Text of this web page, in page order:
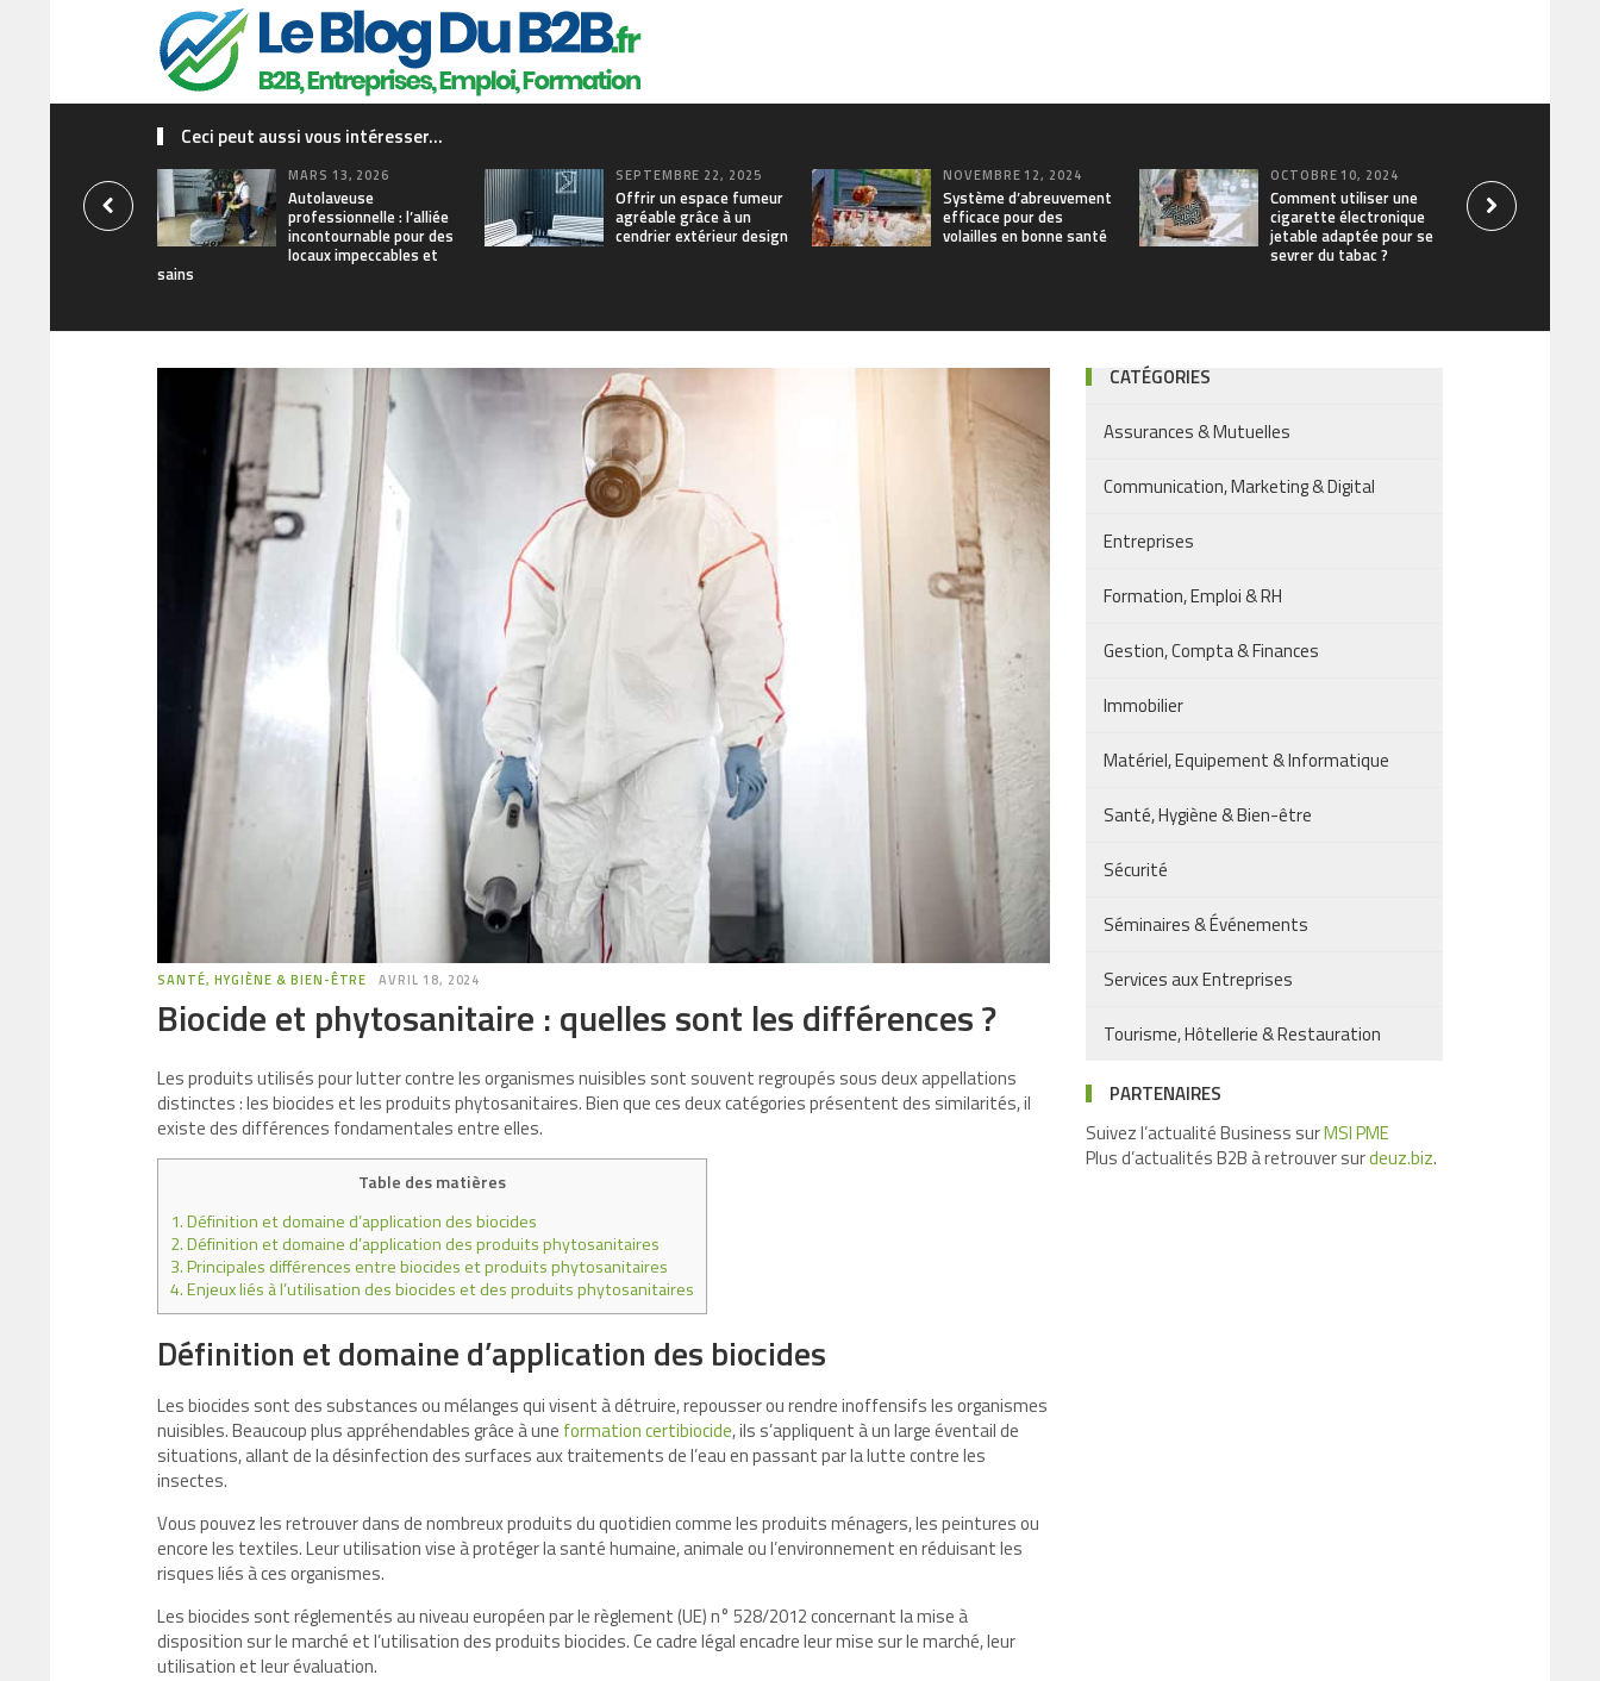
Ceci peut aussi vous intéresser...
MARS 13, 2026
Autolaveuse
professionnelle : l’alliée
incontournable pour des
locaux impeccables et
sains
SEPTEMBRE 22, 2025
Offrir un espace fumeur
agréable grâce à un
cendrier extérieur design
NOVEMBRE 12, 2024
Système d’abreuvement
efficace pour des
volailles en bonne santé
OCTOBRE 10, 2024
Comment utiliser une
cigarette électronique
jetable adaptée pour se
sevrer du tabac ?
SANTÉ, HYGIÈNE & BIEN-ÊTRE AVRIL 18, 2024
Biocide et phytosanitaire : quelles sont les différences ?
Les produits utilisés pour lutter contre les organismes nuisibles sont souvent regroupés sous deux appellations
distinctes : les biocides et les produits phytosanitaires. Bien que ces deux catégories présentent des similarités, il
existe des différences fondamentales entre elles.
Table des matières
1.Définition et domaine d’application des biocides
2.Définition et domaine d’application des produits phytosanitaires
3.Principales différences entre biocides et produits phytosanitaires
4.Enjeux liés à l’utilisation des biocides et des produits phytosanitaires
Définition et domaine d’application des biocides
Les biocides sont des substances ou mélanges qui visent à détruire, repousser ou rendre inoffensifs les organismes
nuisibles. Beaucoup plus appréhendables grâce à une formation certibiocide, ils s’appliquent à un large éventail de
situations, allant de la désinfection des surfaces aux traitements de l’eau en passant par la lutte contre les
insectes.
Vous pouvez les retrouver dans de nombreux produits du quotidien comme les produits ménagers, les peintures ou
encore les textiles. Leur utilisation vise à protéger la santé humaine, animale ou l’environnement en réduisant les
risques liés à ces organismes.
Les biocides sont réglementés au niveau européen par le règlement (UE) n° 528/2012 concernant la mise à
disposition sur le marché et l’utilisation des produits biocides. Ce cadre légal encadre leur mise sur le marché, leur
utilisation et leur évaluation.
CATÉGORIES
Assurances & Mutuelles
Communication, Marketing & Digital
Entreprises
Formation, Emploi & RH
Gestion, Compta & Finances
Immobilier
Matériel, Equipement & Informatique
Santé, Hygiène & Bien-être
Sécurité
Séminaires & Événements
Services aux Entreprises
Tourisme, Hôtellerie & Restauration
PARTENAIRES
Suivez l’actualité Business surMSI PME
Plus d’actualités B2B à retrouver surdeuz.biz.